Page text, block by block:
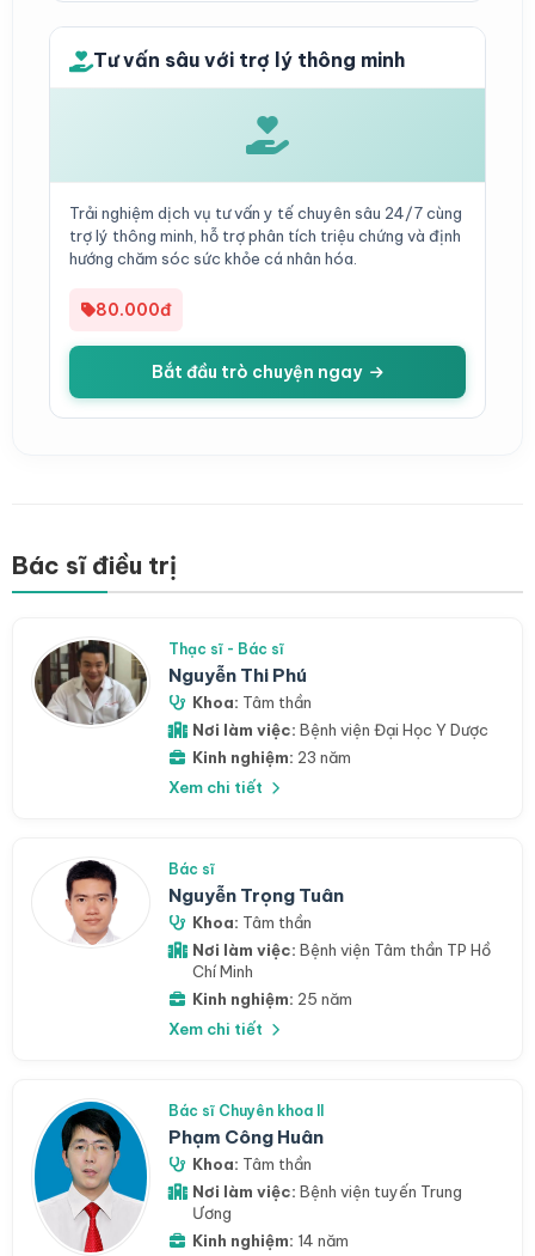
Tư vấn sâu với trợ lý thông minh
Trải nghiệm dịch vụ tư vấn y tế chuyên sâu 24/7 cùng
trợ lý thông minh, hỗ trợ phân tích triệu chứng và định
hướng chăm sóc sức khỏe cá nhân hóa.
80.000đ
Bắt đầu trò chuyện ngay
Bác sĩ điều trị
Thạc sĩ - Bác sĩ
Nguyễn Thi Phú
Khoa: Tâm thần
Nơi làm việc: Bệnh viện Đại Học Y Dược
Kinh nghiệm: 23 năm
Xem chi tiết
Bác sĩ
Nguyễn Trọng Tuân
Khoa: Tâm thần
Nơi làm việc: Bệnh viện Tâm thần TP Hồ
Chí Minh
Kinh nghiệm: 25 năm
Xem chi tiết
Bác sĩ Chuyên khoa II
Phạm Công Huân
Khoa: Tâm thần
Nơi làm việc: Bệnh viện tuyến Trung
Ương
Kinh nghiệm: 14 năm